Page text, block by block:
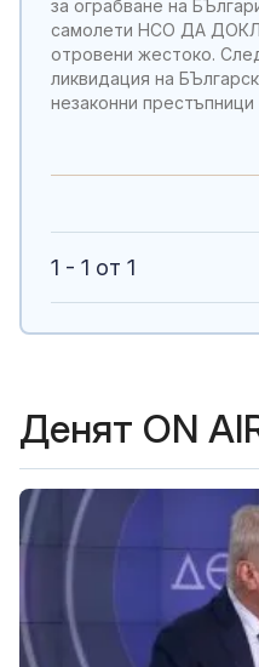
за ограбване на
самолети НСО ДА
отровени жестоко.
ликвидация на
незаконни престъпници
1 - 1 от 1
Денят ON